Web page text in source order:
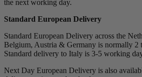
the next working day.
Standard European Delivery
Standard European Delivery across the
Belgium, Austria & Germany is normally 2
Standard delivery to Italy is 3-5 working
Next Day European Delivery is also